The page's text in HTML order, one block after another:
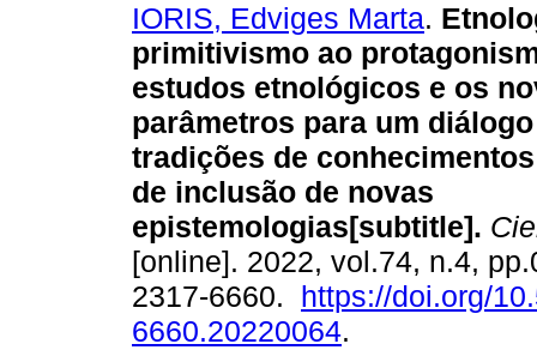
IORIS, Edviges Marta.
primitivismo ao
estudos etnológicos e os
parâmetros para um
tradições de
de inclusão de novas
epistemologias[subtitle].
[online]. 2022, vol.74, n.4,
2317-6660. https://doi.org/
6660.20220064.